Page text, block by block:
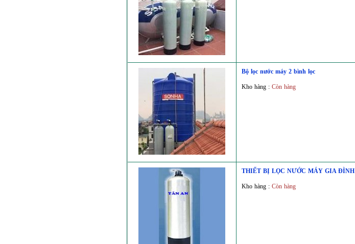
Bộ lọc nước máy 2 bình lọc
Kho hàng : Còn hàng
THIẾT BỊ LỌC NƯỚC MÁY GIA ĐÌNH
Kho hàng : Còn hàng